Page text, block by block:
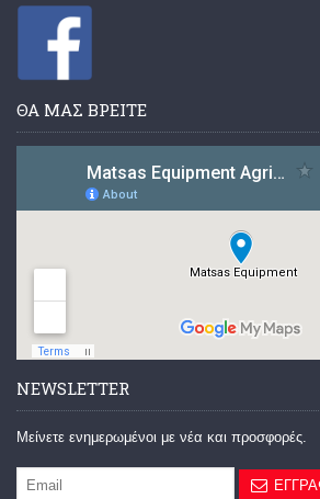
ΘΑ ΜΑΣ ΒΡΕΙΤΕ
NEWSLETTER
Μείνετε ενημερωμένοι με νέα και προσφορές.